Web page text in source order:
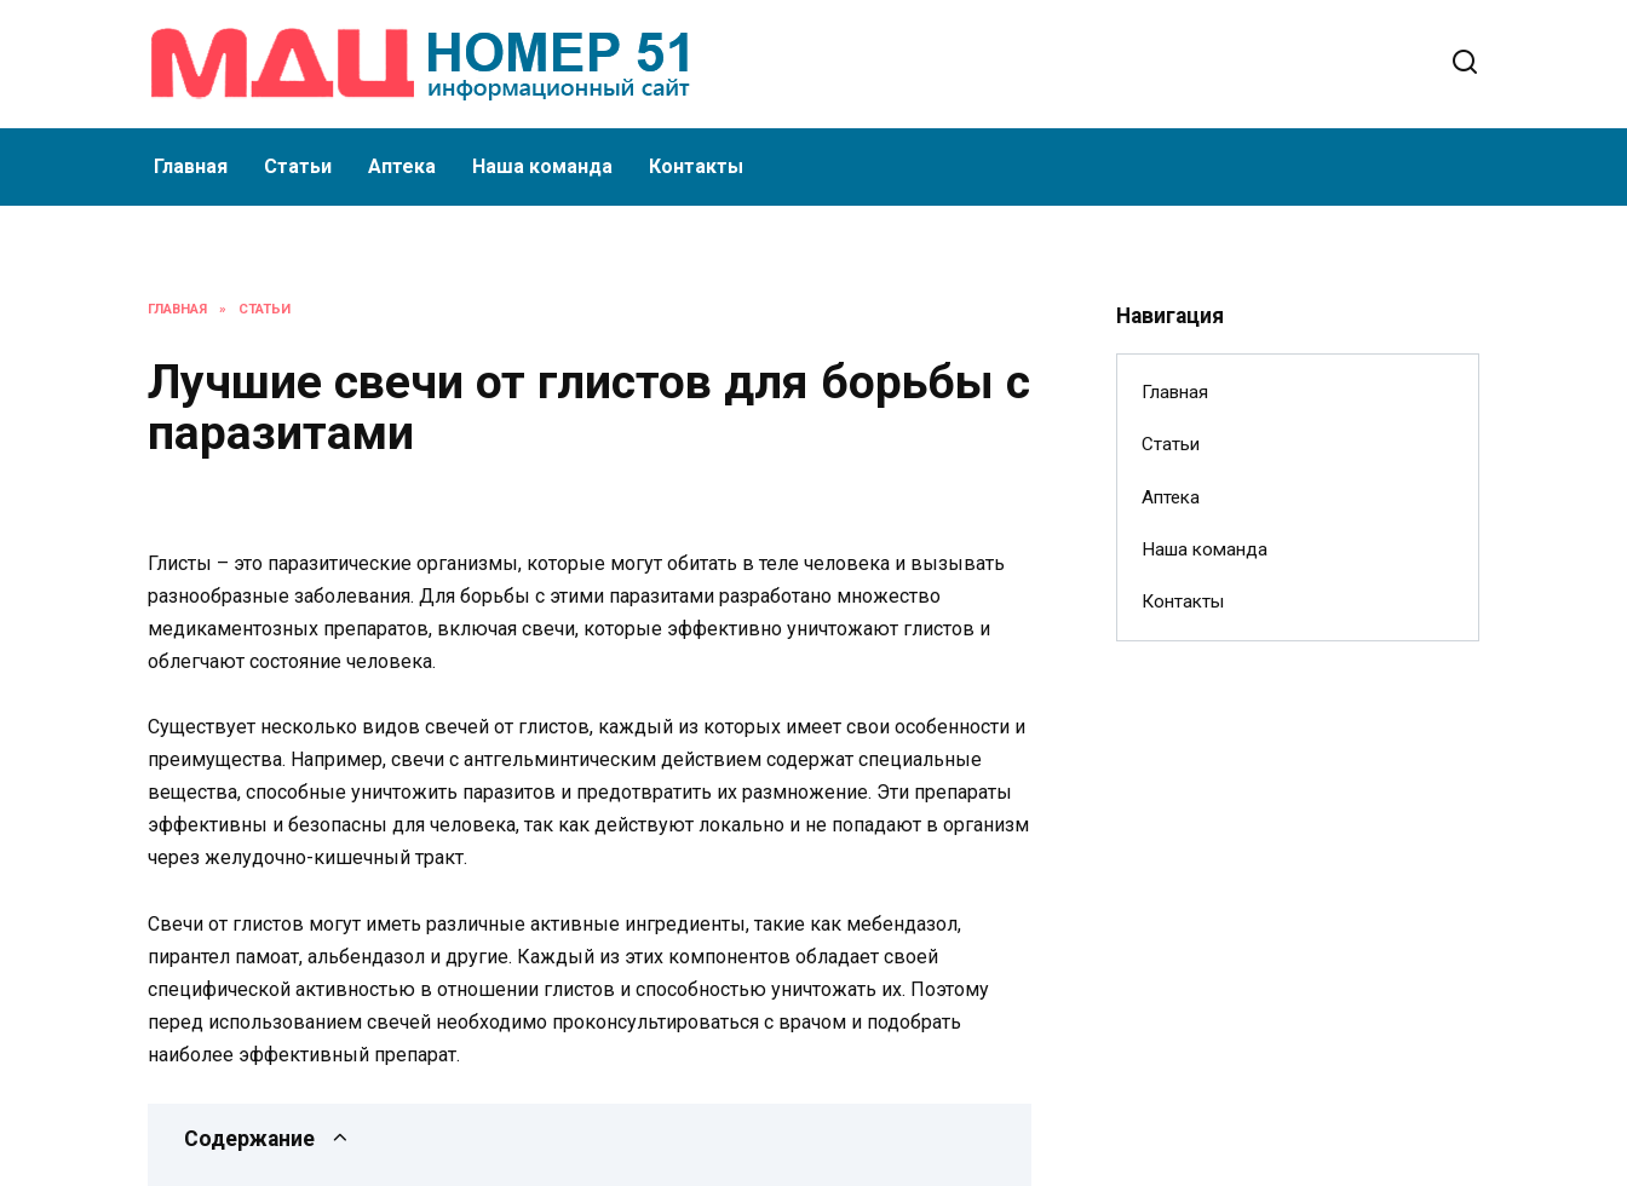
Главная Статьи Аптека Наша команда Контакты
ГЛАВНАЯ » СТАТЬИ
Лучшие свечи от глистов для борьбы с
паразитами
Глисты – это паразитические организмы, которые могут обитать в теле человека и вызывать
разнообразные заболевания. Для борьбы с этими паразитами разработано множество
медикаментозных препаратов, включая свечи, которые эффективно уничтожают глистов и
облегчают состояние человека.
Существует несколько видов свечей от глистов, каждый из которых имеет свои особенности и
преимущества. Например, свечи с антгельминтическим действием содержат специальные
вещества, способные уничтожить паразитов и предотвратить их размножение. Эти препараты
эффективны и безопасны для человека, так как действуют локально и не попадают в организм
через желудочно-кишечный тракт.
Свечи от глистов могут иметь различные активные ингредиенты, такие как мебендазол,
пирантел памоат, альбендазол и другие. Каждый из этих компонентов обладает своей
специфической активностью в отношении глистов и способностью уничтожать их. Поэтому
перед использованием свечей необходимо проконсультироваться с врачом и подобрать
наиболее эффективный препарат.
Содержание
Навигация
Главная
Статьи
Аптека
Наша команда
Контакты